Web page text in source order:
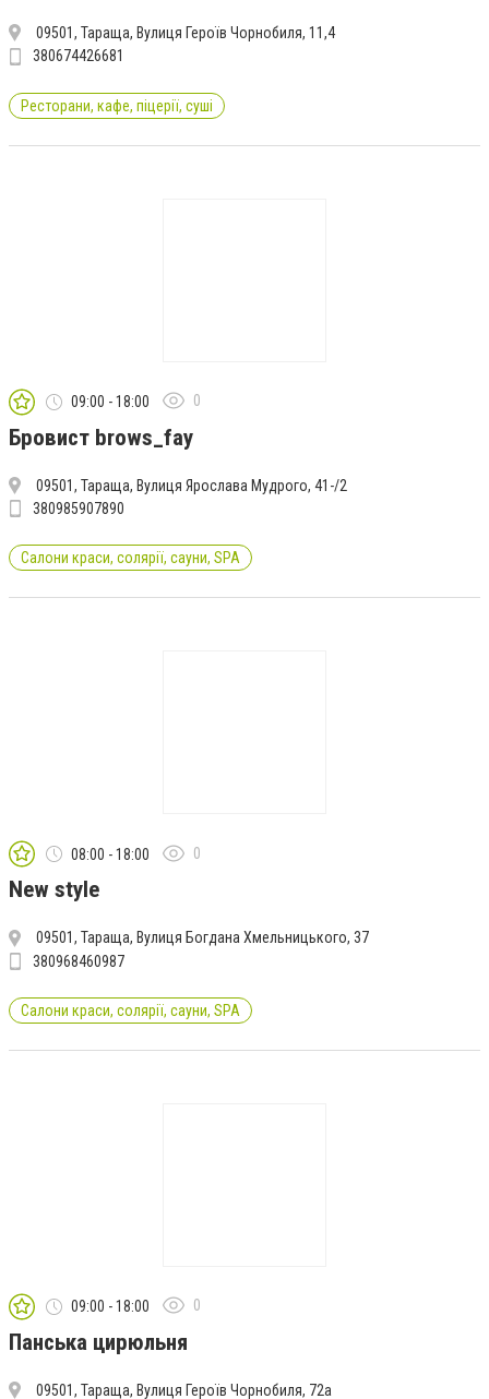
09501, Тараща, Вулиця Героїв Чорнобиля, 11,4
380674426681
Ресторани, кафе, піцерії, суші
09:00 - 18:00 0
Бровист brows_fay
09501, Тараща, Вулиця Ярослава Мудрого, 41-/2
380985907890
Салони краси, солярії, сауни, SPA
08:00 - 18:00 0
New style
09501, Тараща, Вулиця Богдана Хмельницького, 37
380968460987
Салони краси, солярії, сауни, SPA
09:00 - 18:00 0
Панська цирюльня
09501, Тараща, Вулиця Героїв Чорнобиля, 72а